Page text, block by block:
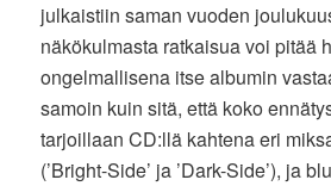
julkaistiin saman vuoden
näkökulmasta ratkaisua voi pitää
ongelmallisena itse albumin
samoin kuin sitä, että koko
tarjoillaan CD:llä kahtena eri
(’Bright-Side’ ja ’Dark-Side’), ja